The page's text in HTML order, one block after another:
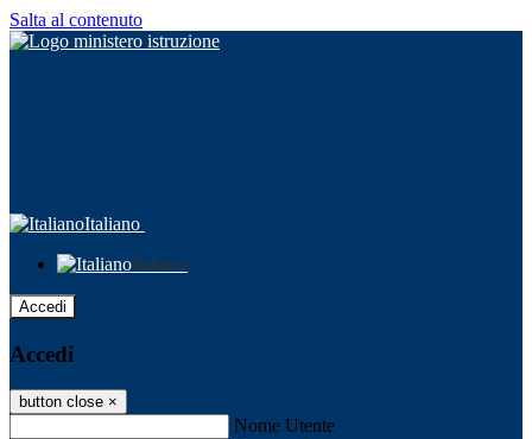
Salta al contenuto
Italiano
Italiano
Accedi
Accedi
button close ×
Nome Utente